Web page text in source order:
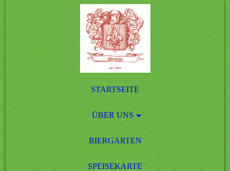
STARTSEITE
ÜBER UNS
BIERGARTEN
SPEISEKARTE